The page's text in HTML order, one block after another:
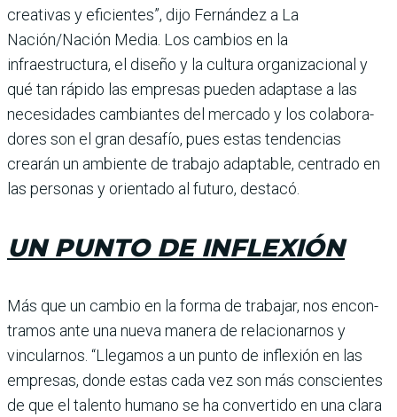
creativas y efi­cientes”, dijo Fernández a La
Nación/Nación Media. Los cambios en la
infraestructura, el diseño y la cultura organizacional y
qué tan rápido las empresas pueden adaptase a las
necesidades cambiantes del mercado y los colabora­
dores son el gran desafío, pues estas tendencias
crearán un ambiente de trabajo adapta­ble, centrado en
las personas y orientado al futuro, destacó.
UN PUNTO DE INFLEXIÓN
Más que un cambio en la forma de trabajar, nos encon­
tramos ante una nueva manera de relacionarnos y
vincularnos. “Llegamos a un punto de inflexión en las
empresas, donde estas cada vez son más conscientes
de que el talento humano se ha convertido en una clara